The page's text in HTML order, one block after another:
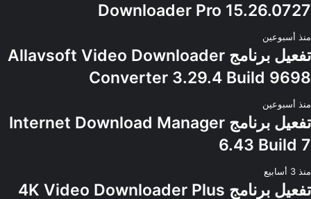
Downloader Pro 15.26.0727
منذ أسبوعين
تفعيل برنامج Allavsoft Video Downloader
Converter 3.29.4 Build 9698
منذ أسبوعين
تفعيل برنامج Internet Download Manager
6.43 Build 7
منذ 3 أسابيع
تفعيل برنامج 4K Video Downloader Plus